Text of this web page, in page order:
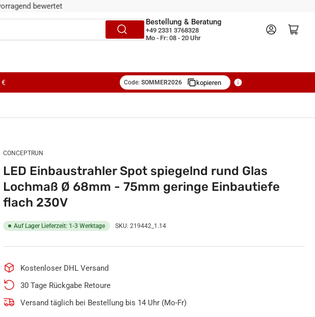
Bestellung & Beratung
+49 2331 3768328
Mo - Fr: 08 - 20 Uhr
AnmeldenMini-Warenkorb öffnen
€ Code: SOMMER2026 kopieren
CONCEPTRUN
LED Einbaustrahler Spot spiegelnd rund Glas
Lochmaß Ø 68mm - 75mm geringe Einbautiefe
flach 230V
Auf Lager Lieferzeit: 1-3 Werktage SKU: 219442_1.14
Kostenloser DHL Versand
30 Tage Rückgabe Retoure
Versand täglich bei Bestellung bis 14 Uhr (Mo-Fr)